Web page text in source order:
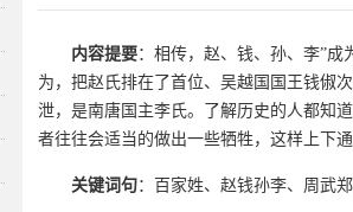
内容提要：相传，赵、钱、孙、李”
为，把赵氏排在了首位、吴越国国王钱俶
泄，是南唐国主李氏。了解历史的人都知
者往往会适当的做出一些牺牲，这样上下
关键词句：百家姓、赵钱孙李、周武